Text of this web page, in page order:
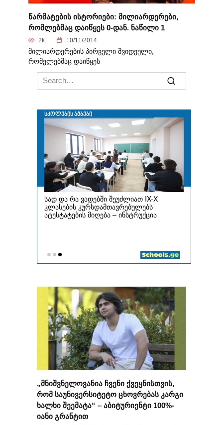
წარმატების ისტორიები: მილიარდერები,
რომლებმაც დაიწყეს 0-დან. ნაწილი 1
2k. 10/11/2014
მილიარდერების პირველი შვიდეული,
რომელებმაც დაიწყეს
Search
for:
„მნიშვნელოვანია ჩვენი ქვეყნისთვის,
რომ საუნივერსიტეტო ცხოვრებას კარგი
ხალხი შეემატა“ – აბიტურიენტი 100%-
იანი გრანტით